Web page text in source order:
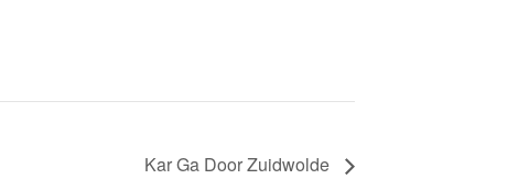
Kar Ga Door Zuidwolde